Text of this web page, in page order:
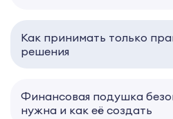
Как принимать только
решения
Финансовая подушка
нужна и как её создать